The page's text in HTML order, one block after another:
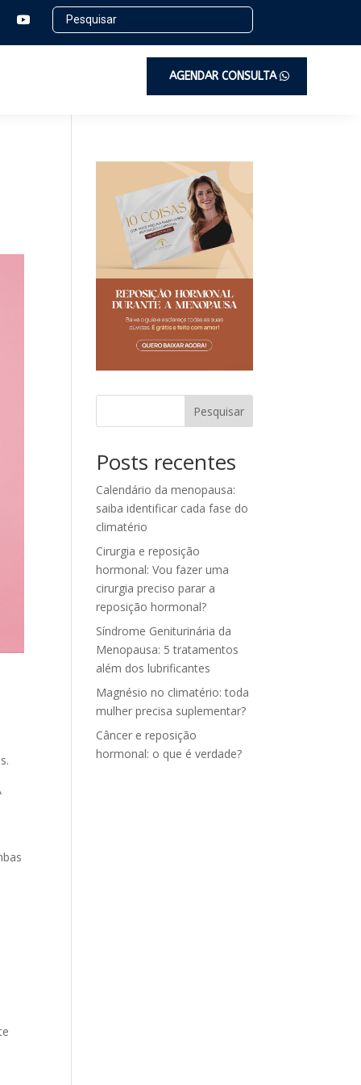
AGENDAR CONSULTA
Pesquisar
Posts recentes
Calendário da menopausa:
saiba identificar cada fase do
climatério
Cirurgia e reposição
hormonal: Vou fazer uma
cirurgia preciso parar a
reposição hormonal?
Síndrome Geniturinária da
Menopausa: 5 tratamentos
além dos lubrificantes
Magnésio no climatério: toda
mulher precisa suplementar?
Câncer e reposição
hormonal: o que é verdade?